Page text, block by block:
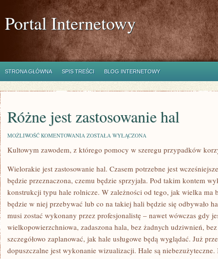
Portal Internetowy
STRONA GŁÓWNA SPIS TREŚCI BLOG INTERNETOWY
Różne jest zastosowanie hal
MOŻLIWOŚĆ KOMENTOWANIA RÓŻNE
ZASTOSOWANIE
ZOSTAŁA WYŁĄCZONA
Kultowym zawodem, z którego pomocy w szeregu przypadków
Wielorakie jest zastosowanie hal. Czasem potrzebne jest
będzie przeznaczona, czemu będzie sprzyjała. Pod takim kontem
konstrukcji typu hale rolnicze. W zależności od tego, jak wielka ma
będzie w niej przebywać lub co na takiej hali będzie się odbywało
musi zostać wykonany przez profesjonalistę – nawet wówczas gdy
wielkopowierzchniowa, zadaszona hala, bez żadnych udziwnień,
szczegółowo zaplanować, jak hale usługowe będą wyglądać. Już
dopuszczalne jest wykonanie wizualizacji. Hale są